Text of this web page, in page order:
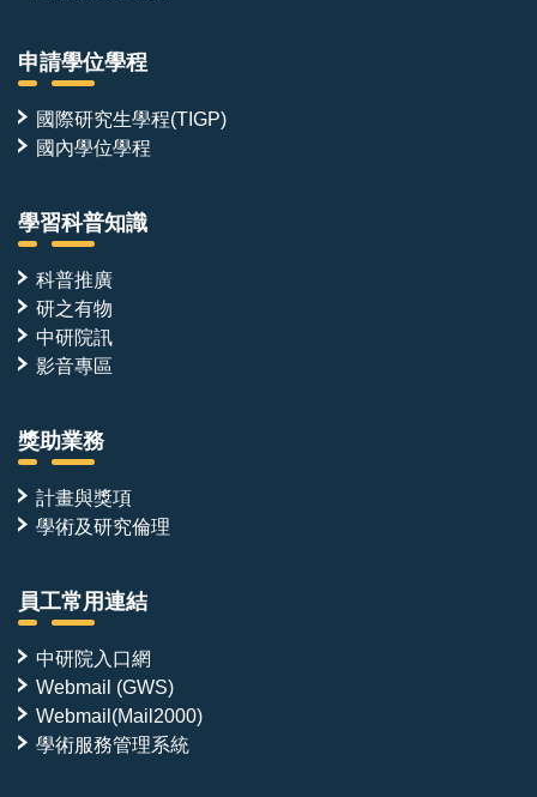
申請學位學程
國際研究生學程(TIGP)
國內學位學程
學習科普知識
科普推廣
研之有物
中研院訊
影音專區
獎助業務
計畫與獎項
學術及研究倫理
員工常用連結
中研院入口網
Webmail (GWS)
Webmail(Mail2000)
學術服務管理系統